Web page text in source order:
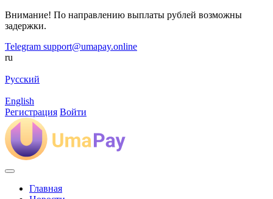
Внимание! По направлению выплаты рублей возможны
задержки.
Telegram support@umapay.online
ru
Русский
English
Регистрация Войти
Главная